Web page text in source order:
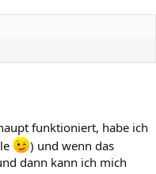
funktioniert, habe ich
) und wenn das
dann kann ich mich